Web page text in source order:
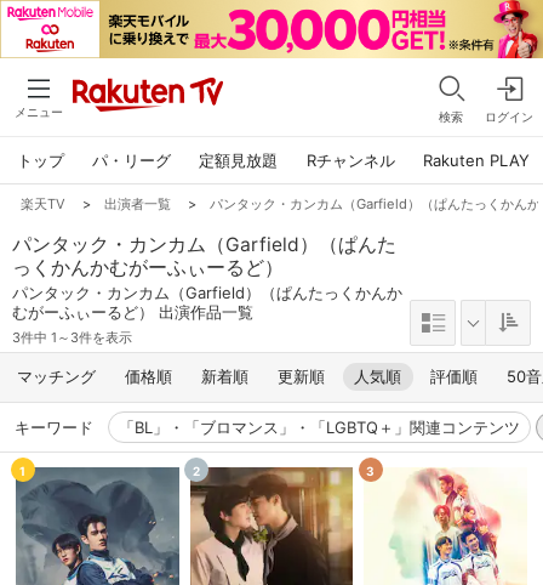
メニュー 検索 ログイン
トップ パ・リーグ 定額見放題 Rチャンネル Rakuten PLAY
楽天TV > 出演者一覧 > パンタック・カンカム（Garfield）（ぱんたっくかん
パンタック・カンカム（Garfield）（ぱんた
っくかんかむがーふぃーるど）
パンタック・カンカム（Garfield）（ぱんたっくかんか
むがーふぃーるど） 出演作品一覧
3件中 1～3件を表示
マッチング 価格順 新着順 更新順 人気順 評価順 50
キーワード 「BL」・「ブロマンス」・「LGBTQ＋」関連コンテンツ
1 2 3